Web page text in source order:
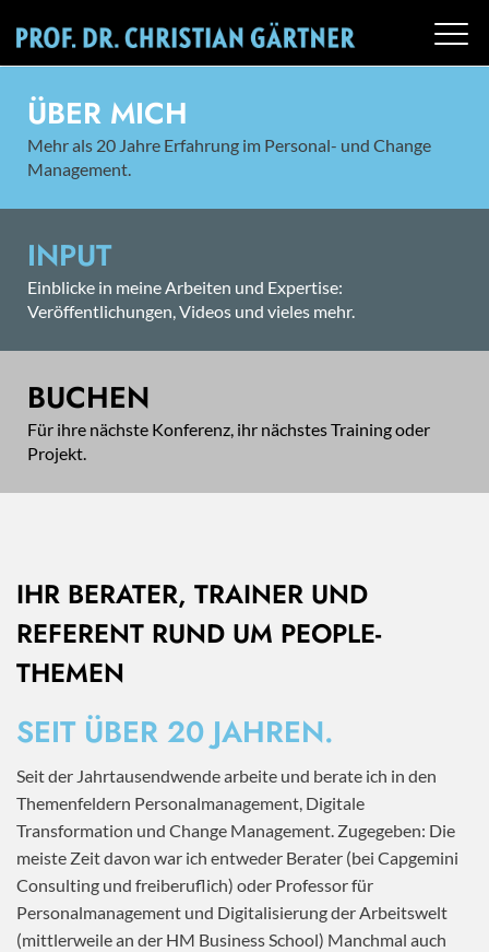
ÜBER MICH
Mehr als 20 Jahre Erfahrung im Personal- und Change
Management.
INPUT
Einblicke in meine Arbeiten und Expertise:
Veröffentlichungen, Videos und vieles mehr.
BUCHEN
Für ihre nächste Konferenz, ihr nächstes Training oder
Projekt.
IHR BERATER, TRAINER UND
REFERENT RUND UM PEOPLE-
THEMEN
SEIT ÜBER 20 JAHREN.
Seit der Jahrtausendwende arbeite und berate ich in den
Themenfeldern Personalmanagement, Digitale
Transformation und Change Management. Zugegeben: Die
meiste Zeit davon war ich entweder Berater (bei Capgemini
Consulting und freiberuflich) oder Professor für
Personalmanagement und Digitalisierung der Arbeitswelt
(mittlerweile an der HM Business School) Manchmal auch